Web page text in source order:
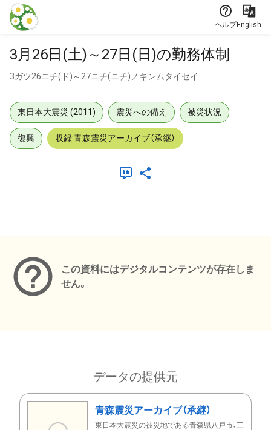
本文に飛ぶ
ヘルプEnglish
3月26日(土)～27日(日)の勤務体制
3ガツ26ニチ(ド)～27ニチ(ニチ)ノキンムタイセイ
東日本大震災 (2011) 震災への備え 被災状況
復興 収録:青森震災アーカイブ（承継）
この資料にはデジタルコンテンツが存在しま
せん。
データの提供元
青森震災アーカイブ（承継）
東日本大震災の被災地である青森県八戸市、三